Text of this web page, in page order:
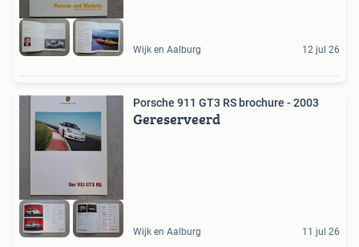
Wijk en Aalburg 12 jul 26
Porsche 911 GT3 RS brochure - 2003
Gereserveerd
Wijk en Aalburg 11 jul 26